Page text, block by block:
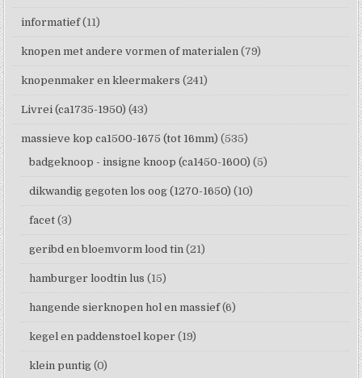
informatief (11)
knopen met andere vormen of materialen (79)
knopenmaker en kleermakers (241)
Livrei (ca1735-1950) (43)
massieve kop ca1500-1675 (tot 16mm) (535)
badgeknoop - insigne knoop (ca1450-1600) (5)
dikwandig gegoten los oog (1270-1650) (10)
facet (3)
geribd en bloemvorm lood tin (21)
hamburger loodtin lus (15)
hangende sierknopen hol en massief (6)
kegel en paddenstoel koper (19)
klein puntig (0)